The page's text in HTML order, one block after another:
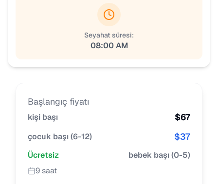
Seyahat süresi:
08:00 AM
Başlangıç fiyatı
kişi başı $67
çocuk başı(6-12) $37
Ücretsiz bebek başı(0-5)
9 saat